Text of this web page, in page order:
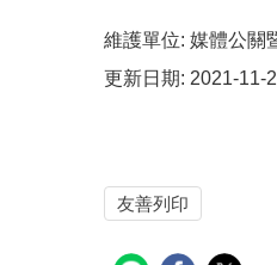
維護單位: 媒體公關
更新日期: 2021-11-
友善列印